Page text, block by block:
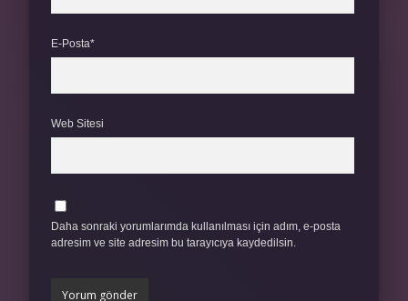
E-Posta*
Web Sitesi
Daha sonraki yorumlarımda kullanılması için adım, e-posta
adresim ve site adresim bu tarayıcıya kaydedilsin.